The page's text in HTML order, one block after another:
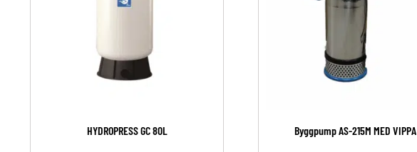
HYDROPRESS GC 80L Byggpump AS-215M MED VIPPA